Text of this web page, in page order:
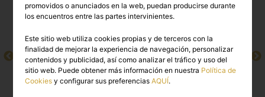
promovidos o anunciados en la web, puedan producirse durante
los encuentros entre las partes intervinientes.
Este sitio web utiliza cookies propias y de terceros con la
finalidad de mejorar la experiencia de navegación, personalizar
contenidos y publicidad, así como analizar el tráfico y uso del
sitio web. Puede obtener más información en nuestra Política de
Cookies y configurar sus preferenciasAQUÍ.